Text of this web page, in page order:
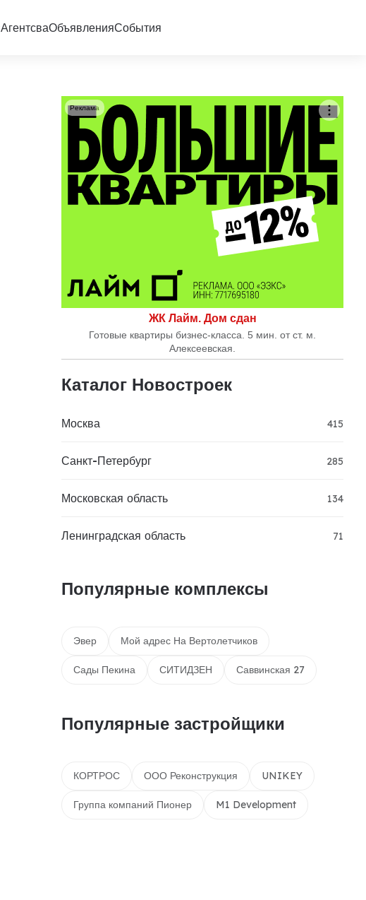
АгентсваОбъявленияСобытия
ЖК Лайм. Дом сдан
Готовые квартиры бизнес-класса. 5 мин. от ст. м.
Алексеевская.
Реклама
Каталог Новостроек
Москва 415
Санкт-Петербург 285
Московская область 134
Ленинградская область 71
Популярные комплексы
Эвер Мой адрес На Вертолетчиков
Сады Пекина СИТИДЗЕН Саввинская 27
Популярные застройщики
КОРТРОС ООО Реконструкция UNIKEY
Группа компаний Пионер M1 Development